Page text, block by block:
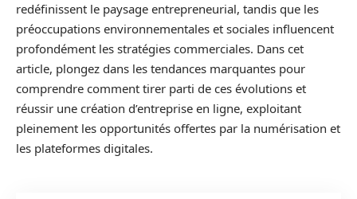
redéfinissent le paysage entrepreneurial, tandis que les
préoccupations environnementales et sociales influencent
profondément les stratégies commerciales. Dans cet
article, plongez dans les tendances marquantes pour
comprendre comment tirer parti de ces évolutions et
réussir une création d’entreprise en ligne, exploitant
pleinement les opportunités offertes par la numérisation et
les plateformes digitales.